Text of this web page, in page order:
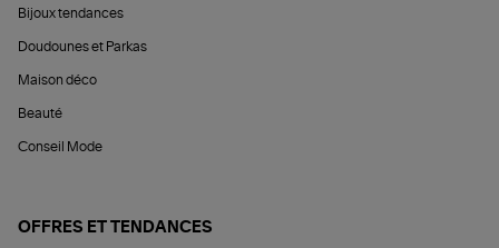
Bijoux tendances
Doudounes et Parkas
Maison déco
Beauté
Conseil Mode
OFFRES ET TENDANCES